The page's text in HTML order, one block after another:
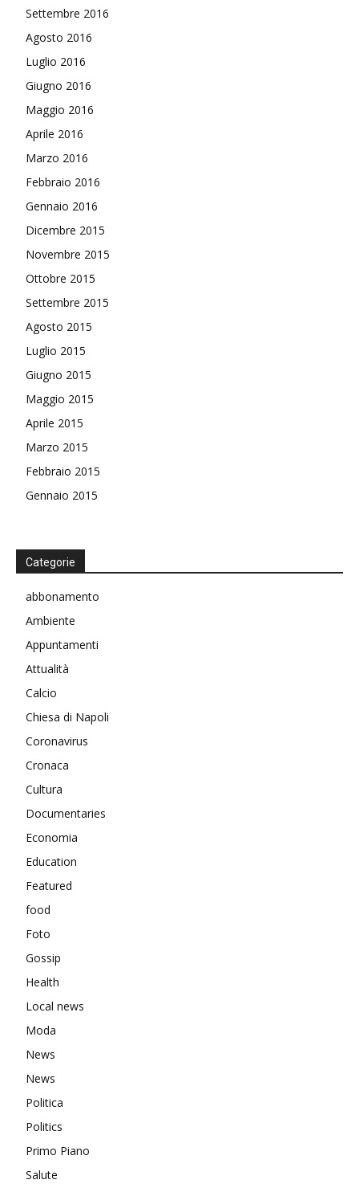
Settembre 2016
Agosto 2016
Luglio 2016
Giugno 2016
Maggio 2016
Aprile 2016
Marzo 2016
Febbraio 2016
Gennaio 2016
Dicembre 2015
Novembre 2015
Ottobre 2015
Settembre 2015
Agosto 2015
Luglio 2015
Giugno 2015
Maggio 2015
Aprile 2015
Marzo 2015
Febbraio 2015
Gennaio 2015
Categorie
abbonamento
Ambiente
Appuntamenti
Attualità
Calcio
Chiesa di Napoli
Coronavirus
Cronaca
Cultura
Documentaries
Economia
Education
Featured
food
Foto
Gossip
Health
Local news
Moda
News
News
Politica
Politics
Primo Piano
Salute